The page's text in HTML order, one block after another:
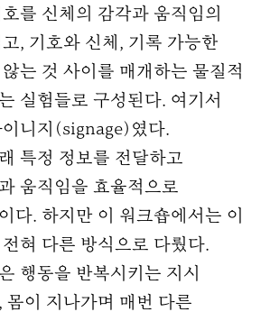
를 신체의 감각과 움직임의
, 기호와 신체, 기록 가능한
는 것 사이를 매개하는 물질적
실험들로 구성된다. 여기서
니지(signage)였다.
특정 정보를 전달하고
움직임을 효율적으로
다. 하지만 이 워크숍에서는 이
혀 다른 방식으로 다뤘다.
행동을 반복시키는 지시
몸이 지나가며 매번 다른